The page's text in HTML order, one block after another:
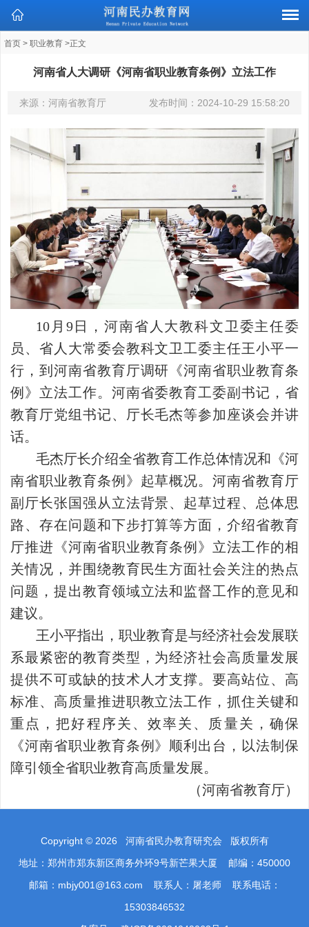
首页 > 职业教育 >正文
河南省人大调研《河南省职业教育条例》立法工作
来源：河南省教育厅 发布时间： 2024-10-29 15:58:20
10月9日，河南省人大教科文卫委主任委
员、省人大常委会教科文卫工委主任王小平一
行，到河南省教育厅调研《河南省职业教育条
例》立法工作。河南省委教育工委副书记，省
教育厅党组书记、厅长毛杰等参加座谈会并讲
话。
毛杰厅长介绍全省教育工作总体情况和《河
南省职业教育条例》起草概况。河南省教育厅
副厅长张国强从立法背景、起草过程、总体思
路、存在问题和下步打算等方面，介绍省教育
厅推进《河南省职业教育条例》立法工作的相
关情况，并围绕教育民生方面社会关注的热点
问题，提出教育领域立法和监督工作的意见和
建议。
王小平指出，职业教育是与经济社会发展联
系最紧密的教育类型，为经济社会高质量发展
提供不可或缺的技术人才支撑。要高站位、高
标准、高质量推进职教立法工作，抓住关键和
重点，把好程序关、效率关、质量关，确保
《河南省职业教育条例》顺利出台，以法制保
障引领全省职业教育高质量发展。
（河南省教育厅）
Copyright © 2026 河南省民办教育研究会 版权所有
地址：郑州市郑东新区商务外环9号新芒果大厦 邮编：450000
邮箱：mbjy001@163.com 联系人：屠老师 联系电话：
15303846532